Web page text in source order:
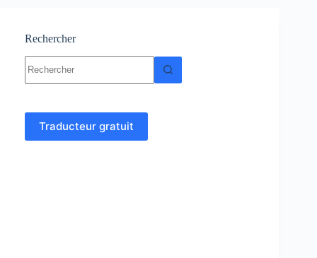
Rechercher
résultat
Traducteur gratuit